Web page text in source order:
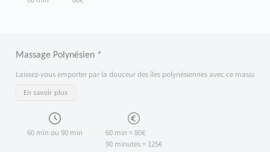
Massage Polynésien *
Laissez-vous emporter par la douceur des îles polynésiennes avec ce
En savoir plus
60 min ou 90 min
60 min = 80€
90 minutes = 125€